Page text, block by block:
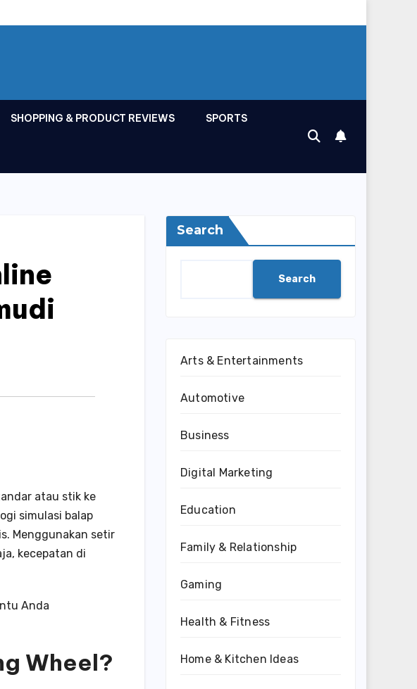
SHOPPING & PRODUCT REVIEWS SPORTS
atau stik ke
simulasi balap
Menggunakan setir
kecepatan di
Anda
Wheel?
Search
Search
Arts & Entertainments
Automotive
Business
Digital Marketing
Education
Family & Relationship
Gaming
Health & Fitness
Home & Kitchen Ideas